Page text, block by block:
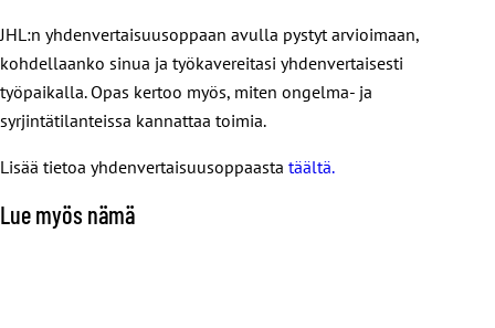
JHL:n yhdenvertaisuusoppaan avulla pystyt arvioimaan,
kohdellaanko sinua ja työkavereitasi yhdenvertaisesti
työpaikalla. Opas kertoo myös, miten ongelma- ja
syrjintätilanteissa kannattaa toimia.
Lisää tietoa yhdenvertaisuusoppaasta täältä.
Lue myös nämä